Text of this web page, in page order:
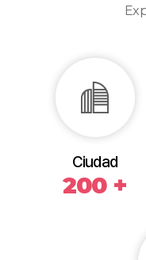
Ciudad
200 +